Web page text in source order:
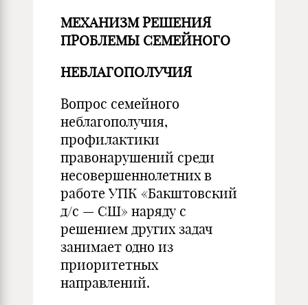
МЕХАНИЗМ РЕШЕНИЯ
ПРОБЛЕМЫ СЕМЕЙНОГО
НЕБЛАГОПОЛУЧИЯ
Вопрос семейного
неблагополучия,
профилактики
правонарушений среди
несовершеннолетних в
работе УПК «Бакштовский
д/с — СШ» наряду с
решением других задач
занимает одно из
приоритетных
направлений.